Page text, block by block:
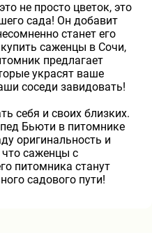
не просто цветок, это
сада! Он добавит
станет его
саженцы в Сочи,
предлагает
украсят ваше
соседи завидовать!
себя и своих близких.
Бьюти в питомнике
оригинальность и
саженцы с
питомника станут
садового пути!